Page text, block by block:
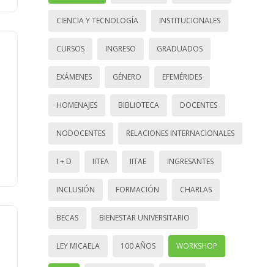
CIENCIA Y TECNOLOGÍA INSTITUCIONALES
CURSOS INGRESO GRADUADOS
EXÁMENES GÉNERO EFEMÉRIDES
HOMENAJES BIBLIOTECA DOCENTES
NODOCENTES RELACIONES INTERNACIONALES
I + D IITEA IITAE INGRESANTES
INCLUSIÓN FORMACIÓN CHARLAS
BECAS BIENESTAR UNIVERSITARIO
LEY MICAELA 100 AÑOS WORKSHOP